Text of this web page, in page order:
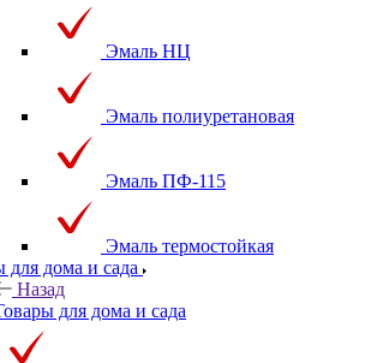
Эмаль НЦ
Эмаль полиуретановая
Эмаль ПФ-115
Эмаль термостойкая
для дома и сада
Назад
для дома и сада